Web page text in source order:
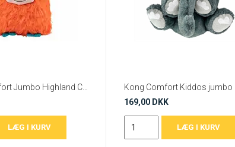
169,00 DKK